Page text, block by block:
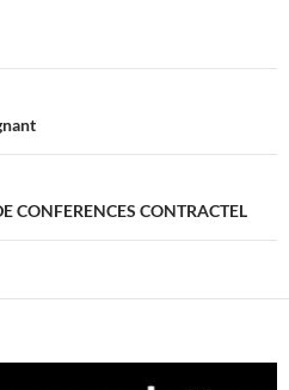
CONFERENCES CONTRACTEL